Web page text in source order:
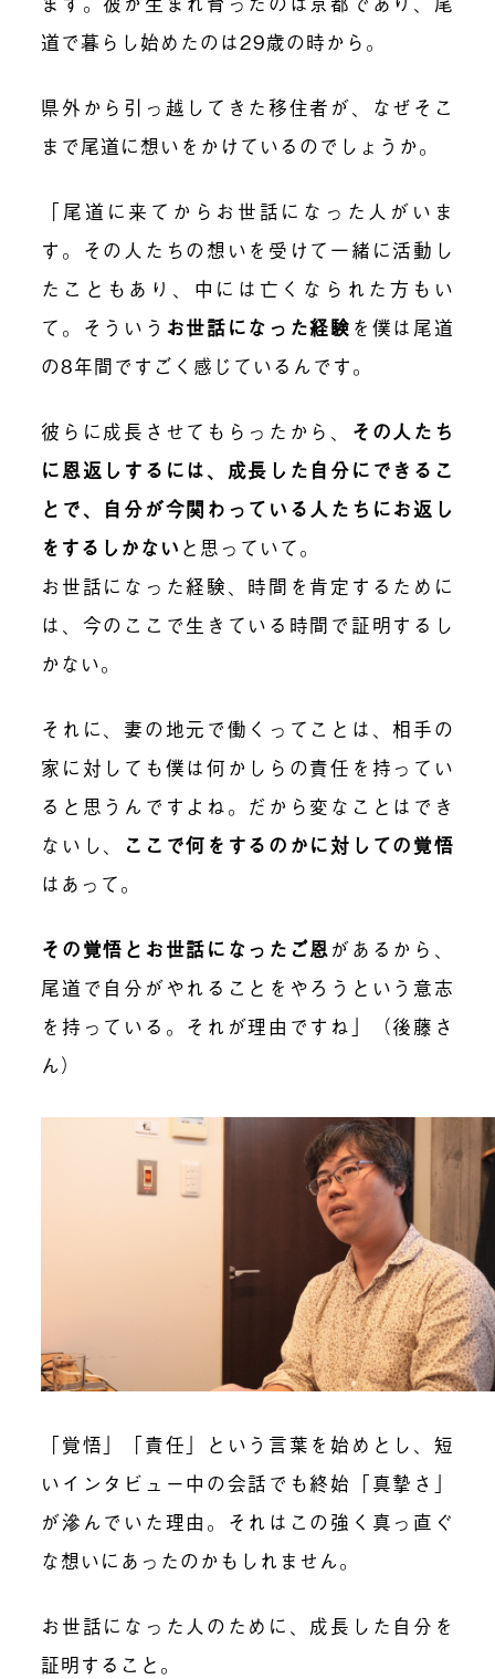
道で暮らし始めたのは29歳の時から。
県外から引っ越してきた移住者が、なぜそこ
まで尾道に想いをかけているのでしょうか。
「尾道に来てからお世話になった人がいま
す。その人たちの想いを受けて一緒に活動し
たこともあり、中には亡くなられた方もい
て。そういう お世話になった経験 を僕は尾道
の8年間ですごく感じているんです。
彼らに成長させてもらったから、 その人たち
に恩返しするには、成長した自分にできるこ
とで、自分が今関わっている人たちにお返し
をするしかない と思っていて。
お世話になった経験、時間を肯定するために
は、今のここで生きている時間で証明するし
かない。
それに、妻の地元で働くってことは、相手の
家に対しても僕は何かしらの責任を持ってい
ると思うんですよね。だから変なことはでき
ないし、
ここで何をするのかに対しての覚悟
はあって。
その覚悟とお世話になったご恩があるから、
尾道で自分がやれることをやろうという意志
を持っている。それが理由ですね」（後藤さ
ん）
「覚悟」「責任」という言葉を始めとし、短
いインタビュー中の会話でも終始「真摯さ」
が滲んでいた理由。それはこの強く真っ直ぐ
な想いにあったのかもしれません。
お世話になった人のために、成長した自分を
証明すること。